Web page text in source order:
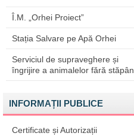
Î.M. „Orhei Proiect”
Stația Salvare pe Apă Orhei
Serviciul de supraveghere și
îngrijire a animalelor fără stăpân
INFORMAȚII PUBLICE
Certificate și Autorizații